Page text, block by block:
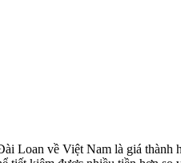
Loan về Việt Nam là giá thành